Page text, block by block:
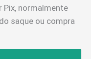
Pix, normalmente
saque ou compra